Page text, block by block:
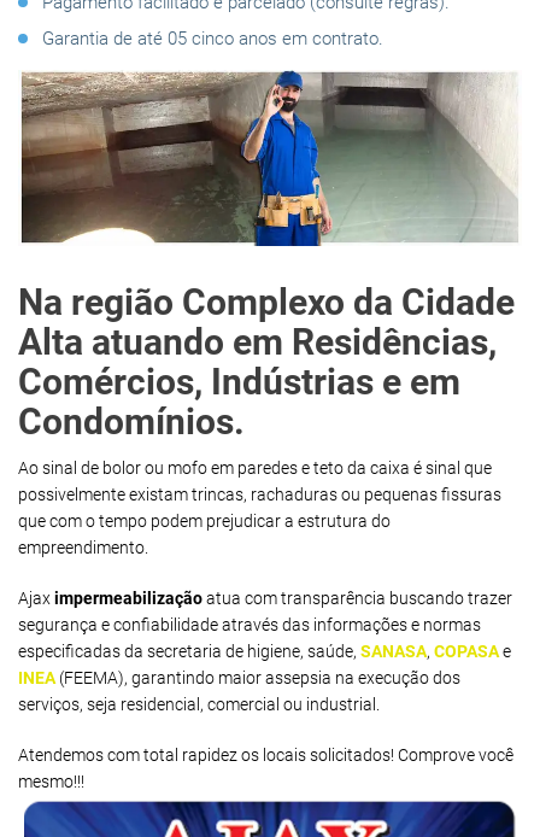
Garantia de até 05 cinco anos em contrato.
Na região Complexo da Cidade
Alta atuando em Residências,
Comércios, Indústrias e em
Condomínios.
Ao sinal de bolor ou mofo em paredes e teto da caixa é sinal que
possivelmente existam trincas, rachaduras ou pequenas fissuras
que com o tempo podem prejudicar a estrutura do
empreendimento.
Ajaximpermeabilizaçãoatua com transparência buscando trazer
segurança e confiabilidade através das informações e normas
especificadas da secretaria de higiene, saúde, SANASA, COPASAe
INEA (FEEMA), garantindo maior assepsia na execução dos
serviços, seja residencial, comercial ou industrial.
Atendemos com total rapidez os locais solicitados! Comprove você
mesmo!!!